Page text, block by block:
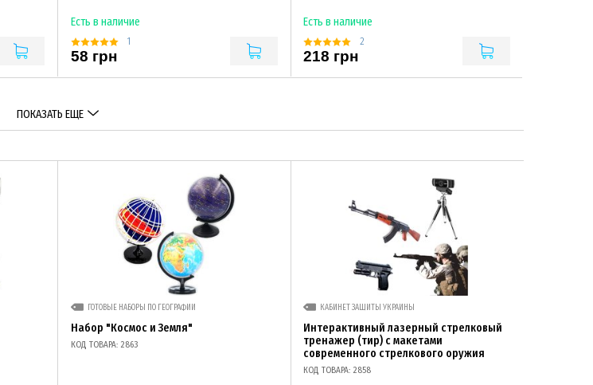
Есть в наличие
1
58 грн
Есть в наличие
2
218 грн
ПОКАЗАТЬ ЕЩЕ
ГОТОВЫЕ НАБОРЫ ПО ГЕОГРАФИИ
Набор "Космос и Земля"
КОД ТОВАРА: 2863
КАБИНЕТ ЗАЩИТЫ УКРАИНЫ
Интерактивный лазерный стрелковый
тренажер (тир) с макетами
современного стрелкового оружия
КОД ТОВАРА: 2858